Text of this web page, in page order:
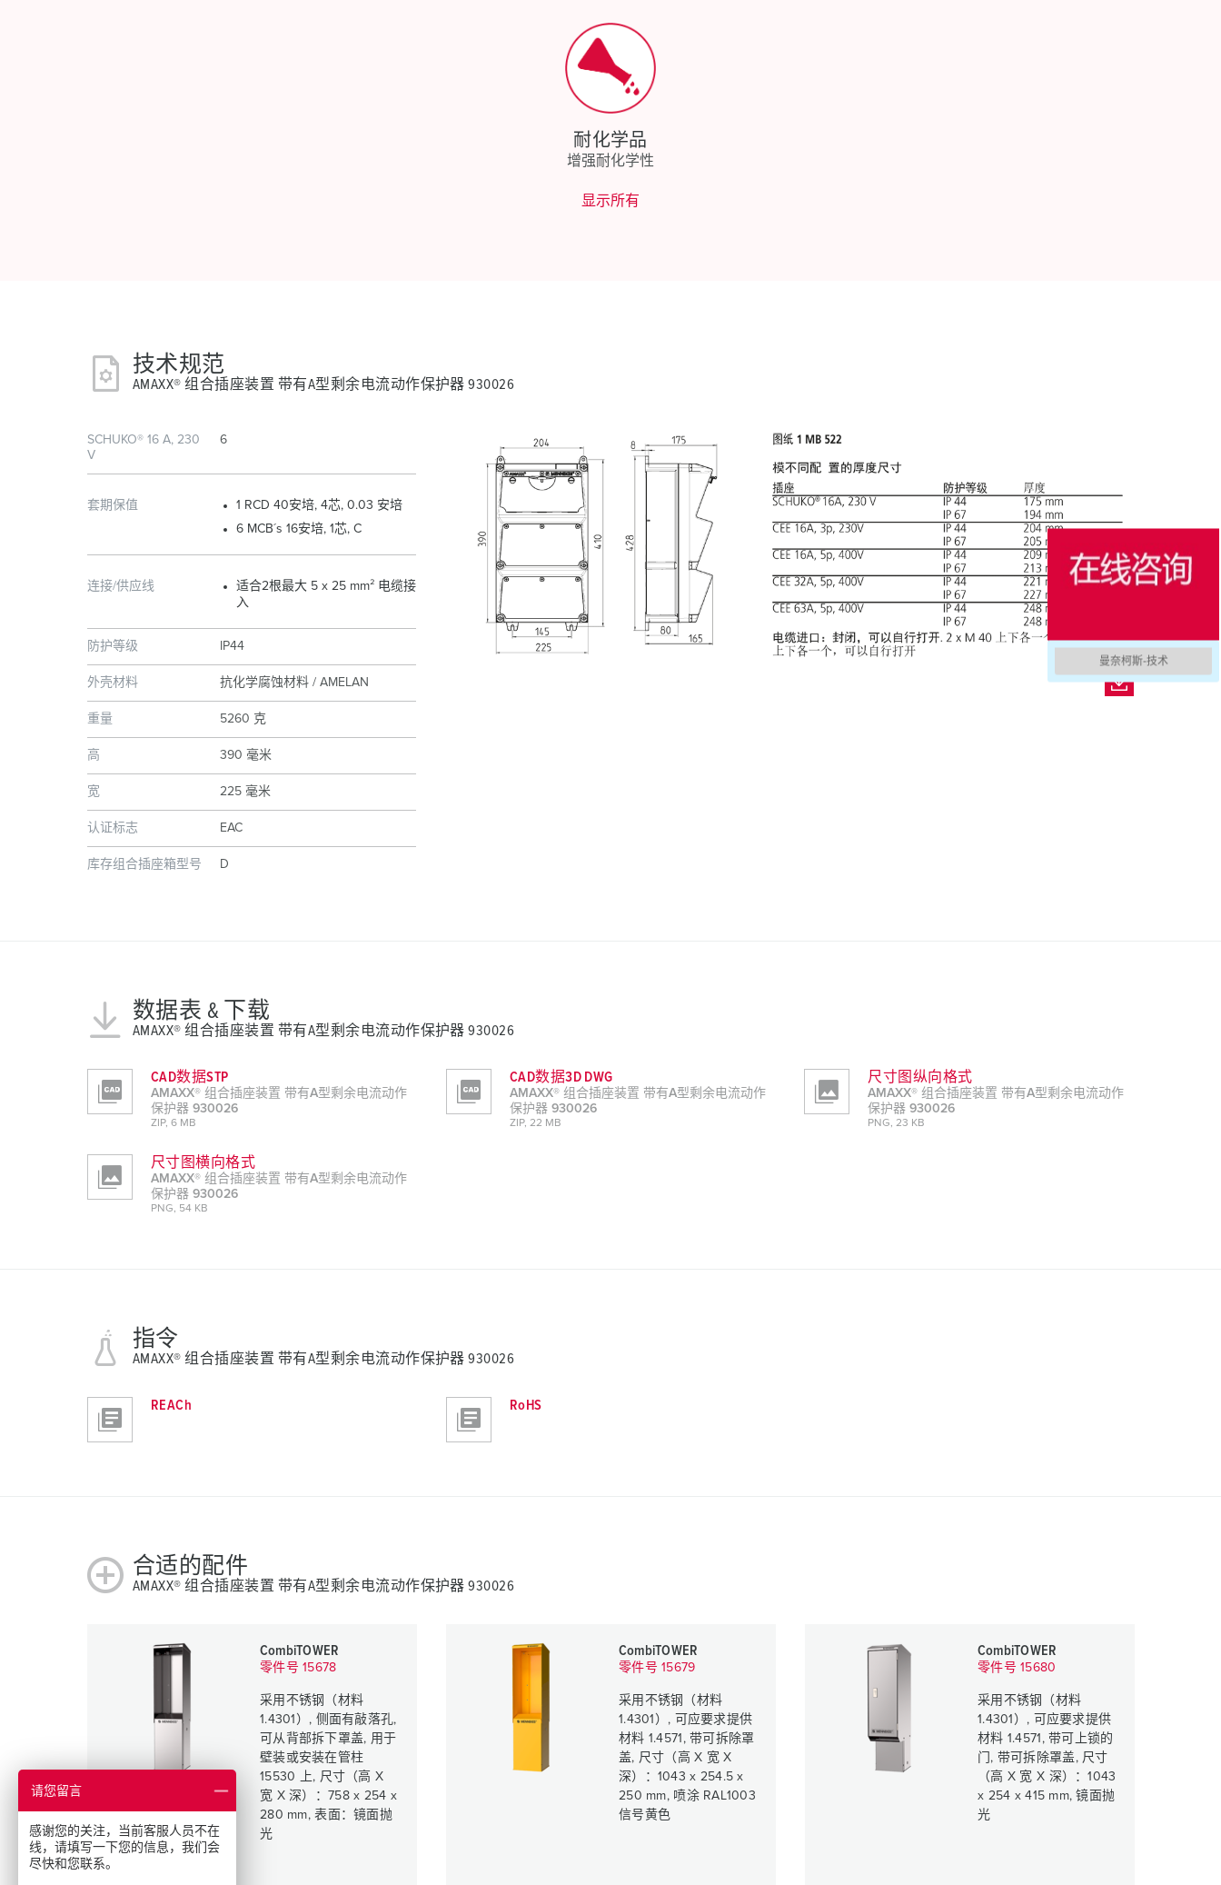
耐化学品
增强耐化学性
显示所有
技术规范
AMAXX® 组合插座装置 带有A型剩余电流动作保护器 930026
SCHUKO® 16 A, 230
V
6
套期保值
1 RCD 40安培, 4芯, 0.03 安培
6 MCB´s 16安培, 1芯, C
连接/供应线
适合2根最大 5 x 25 mm² 电缆接
入
防护等级 IP44
外壳材料 抗化学腐蚀材料 / AMELAN
重量 5260 克
高 390 毫米
宽 225 毫米
认证标志 EAC
库存组合插座箱型号 D
数据表 & 下载
AMAXX® 组合插座装置 带有A型剩余电流动作保护器 930026
CAD数据STP
AMAXX® 组合插座装置 带有A型剩余电流动作
保护器 930026
ZIP, 6 MB
CAD数据3D DWG
AMAXX® 组合插座装置 带有A型剩余电流动作
保护器 930026
ZIP, 22 MB
尺寸图纵向格式
AMAXX® 组合插座装置 带有A型剩余电流动作
保护器 930026
PNG, 23 KB
尺寸图横向格式
AMAXX® 组合插座装置 带有A型剩余电流动作
保护器 930026
PNG, 54 KB
指令
AMAXX® 组合插座装置 带有A型剩余电流动作保护器 930026
REACh RoHS
合适的配件
AMAXX® 组合插座装置 带有A型剩余电流动作保护器 930026
CombiTOWER
零件号 15678
采用不锈钢（材料
1.4301）, 侧面有敲落孔,
可从背部拆下罩盖, 用于
壁装或安装在管柱
15530 上, 尺寸（高 X
宽 X 深）：758 x 254 x
280 mm, 表面：镜面抛
光
CombiTOWER
零件号 15679
采用不锈钢（材料
1.4301）, 可应要求提供
材料 1.4571, 带可拆除罩
盖, 尺寸（高 X 宽 X
深）：1043 x 254.5 x
250 mm, 喷涂 RAL1003
信号黄色
CombiTOWER
零件号 15680
采用不锈钢（材料
1.4301）, 可应要求提供
材料 1.4571, 带可上锁的
门, 带可拆除罩盖, 尺寸
（高 X 宽 X 深）：1043
x 254 x 415 mm, 镜面抛
光
曼奈柯斯-技术
请您留言
感谢您的关注，当前客服人员不在
线，请填写一下您的信息，我们会
尽快和您联系。